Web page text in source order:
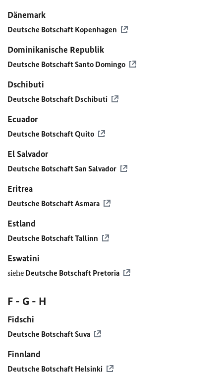
Dänemark
Deutsche Botschaft Kopenhagen
Dominikanische Republik
Deutsche Botschaft Santo Domingo
Dschibuti
Deutsche Botschaft Dschibuti
Ecuador
Deutsche Botschaft Quito
El Salvador
Deutsche Botschaft San Salvador
Eritrea
Deutsche Botschaft Asmara
Estland
Deutsche Botschaft Tallinn
Eswatini
siehe Deutsche Botschaft Pretoria
F - G - H
Fidschi
Deutsche Botschaft Suva
Finnland
Deutsche Botschaft Helsinki